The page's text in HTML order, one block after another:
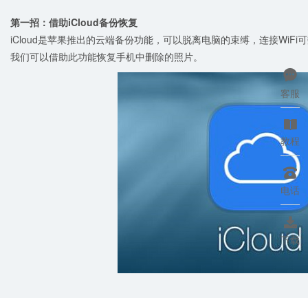
第一招：借助iCloud备份恢复
iCloud是苹果推出的云端备份功能，可以脱离电脑的束缚，连接WiFi
我们可以借助此功能恢复手机中删除的照片。

客服

教程

电话

下载